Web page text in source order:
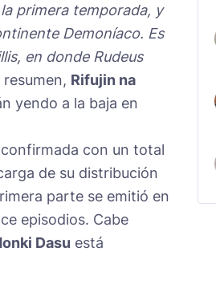
primera temporada, y
Demoníaco. Es
en donde Rudeus
resumen, Rifujin na
yendo a la baja en
con un total
de su distribución
parte se emitió en
episodios. Cabe
Dasu está